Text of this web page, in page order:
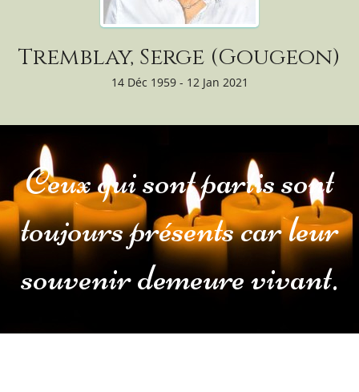
Tremblay, Serge (Gougeon)
14 Déc 1959 - 12 Jan 2021
Ceux qui sont partis sont
toujours présents car leur
souvenir demeure vivant.